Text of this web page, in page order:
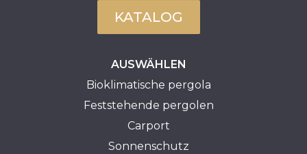
KATALOG
AUSWÄHLEN
Bioklimatische pergola
Feststehende pergolen
Carport
Sonnenschutz